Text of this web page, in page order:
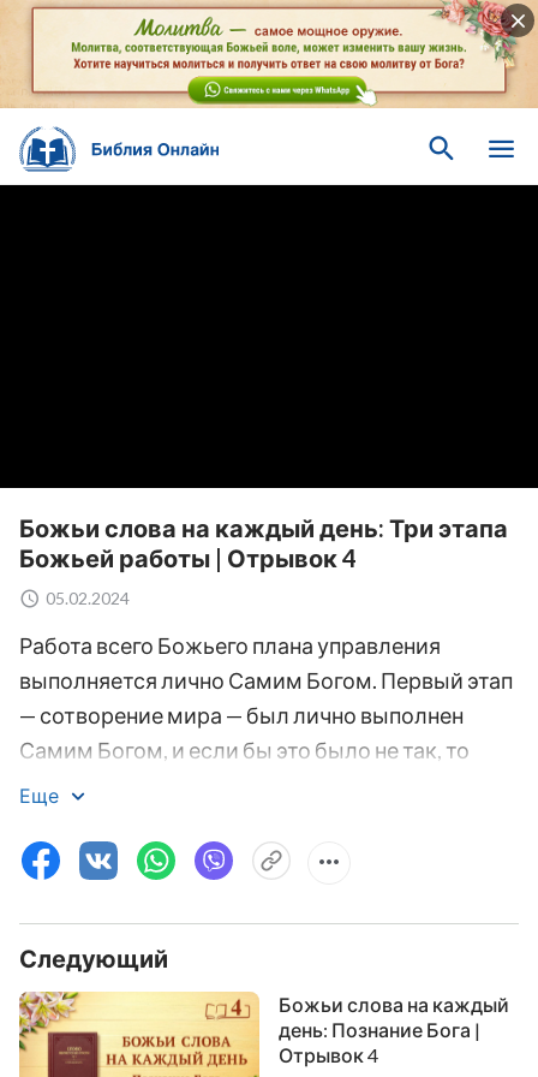
Божьи слова на каждый день: Три этапа
Божьей работы | Отрывок 4
05.02.2024
Работа всего Божьего плана управления
выполняется лично Самим Богом. Первый этап
— сотворение мира — был лично выполнен
Самим Богом, и если бы это было не так, то
никто не смог бы сотворить человечество;
человечества, и его также совершил лично Сам
Бог; третий этап — само собой разумеется:
потребность в том, чтобы Божью работу
завершил Сам Бог, еще больше. Труд
искупления, завоевания, обретения и
совершенствования всего человечества лично
совершается Самим Богом. Если бы Он не
Еще
Следующий
Божьи слова на каждый
день: Познание Бога |
Отрывок 4